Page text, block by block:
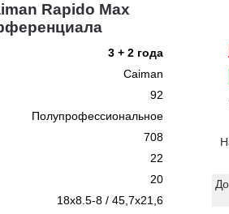
Rapido Max
3 + 2 года
Caiman
92
Полупрофессиональное
708
22
20
18x8.5-8 / 45,7x21,6